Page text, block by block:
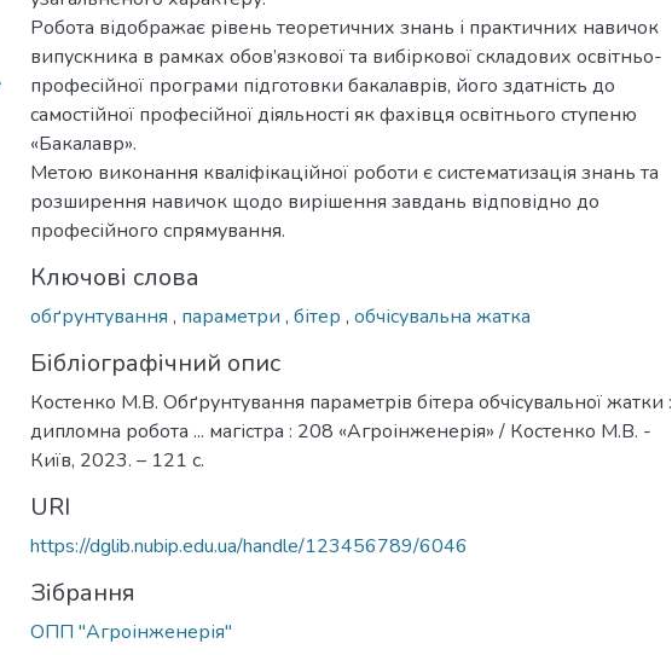
Робота відображає рівень теоретичних знань і практичних навичок
випускника в рамках обов’язкової та вибіркової складових освітньо-
професійної програми підготовки бакалаврів, його здатність до
самостійної професійної діяльності як фахівця освітнього ступеню
«Бакалавр».
Метою виконання кваліфікаційної роботи є систематизація знань та
розширення навичок щодо вирішення завдань відповідно до
професійного спрямування.
Ключові слова
обґрунтування , параметри , бітер , обчісувальна жатка
Бібліографічний опис
Костенко М.В. Обґрунтування параметрів бітера обчісувальної жатки :
дипломна робота ... магістра : 208 «Агроінженерія» / Костенко М.В. -
Київ, 2023. – 121 с.
URI
https://dglib.nubip.edu.ua/handle/123456789/6046
Зібрання
ОПП "Агроінженерія"